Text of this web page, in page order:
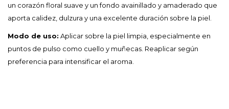
un corazón floral suave y un fondo avainillado y amaderado que
aporta calidez, dulzura y una excelente duración sobre la piel.
Modo de uso: Aplicar sobre la piel limpia, especialmente en
puntos de pulso como cuello y muñecas. Reaplicar según
preferencia para intensificar el aroma.